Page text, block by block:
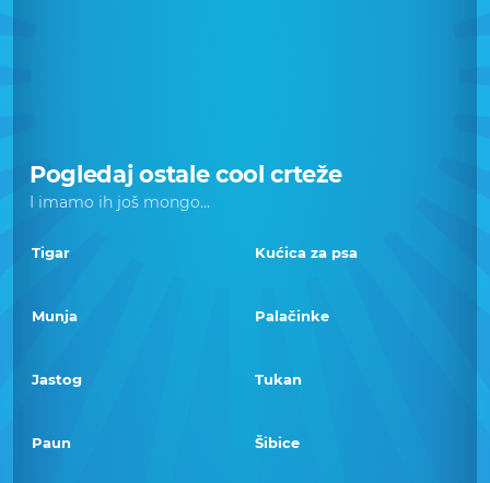
Pogledaj ostale cool crteže
I imamo ih još mongo...
Tigar Kućica za psa
Munja Palačinke
Jastog Tukan
Paun Šibice